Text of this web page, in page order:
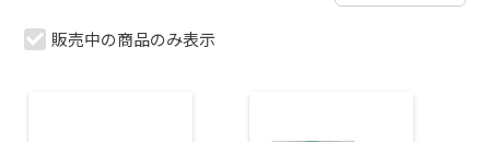
販売中の商品のみ表示